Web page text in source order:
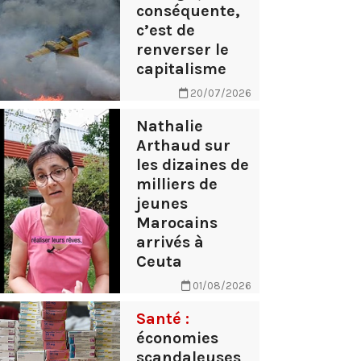
conséquente,
c’est de
renverser le
capitalisme
20/07/2026
Nathalie
Arthaud sur
les dizaines de
milliers de
jeunes
Marocains
arrivés à
Ceuta
01/08/2026
Santé :
économies
scandaleuses